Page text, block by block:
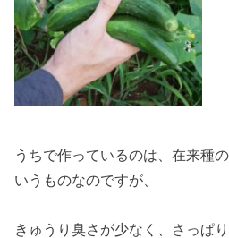
うちで作っているのは、在来種
いうものなのですが、
きゅうり臭さが少なく、さっぱ